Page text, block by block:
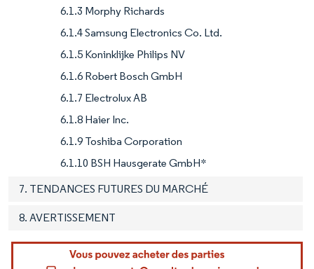
6.1.3 Morphy Richards
6.1.4 Samsung Electronics Co. Ltd.
6.1.5 Koninklijke Philips NV
6.1.6 Robert Bosch GmbH
6.1.7 Electrolux AB
6.1.8 Haier Inc.
6.1.9 Toshiba Corporation
6.1.10 BSH Hausgerate GmbH*
7. TENDANCES FUTURES DU MARCHÉ
8. AVERTISSEMENT